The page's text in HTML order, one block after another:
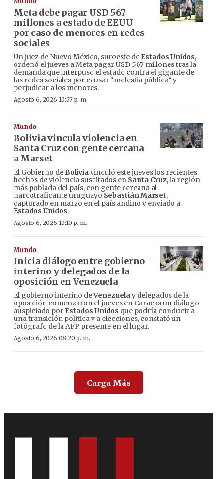
Meta debe pagar USD 567
millones a estado de EEUU
por caso de menores en redes
sociales
Un juez de Nuevo México, suroeste de Estados Unidos,
ordenó el jueves a Meta pagar USD 567 millones tras la
demanda que interpuso el estado contra el gigante de
las redes sociales por causar “molestia pública” y
perjudicar a los menores.
Agosto 6, 2026 10:57 p. m.
Mundo
Bolivia vincula violencia en
Santa Cruz con gente cercana
a Marset
El Gobierno de Boliviavinculó este jueves los recientes
hechos de violencia suscitados en Santa Cruz, la región
más poblada del país, con gente cercana al
narcotraficante uruguayo Sebastián Marset,
capturado en marzo en el país andino y enviado a
Estados Unidos.
Agosto 6, 2026 10:10 p. m.
Mundo
Inicia diálogo entre gobierno
interino y delegados de la
oposición en Venezuela
El gobierno interino deVenezuelay delegados de la
oposición comenzaron el jueves en Caracas un diálogo
auspiciado por Estados Unidos que podría conducir a
una transición política y a elecciones, constató un
fotógrafo de la AFP presente en el lugar.
Agosto 6, 2026 08:20 p. m.
Carga Más